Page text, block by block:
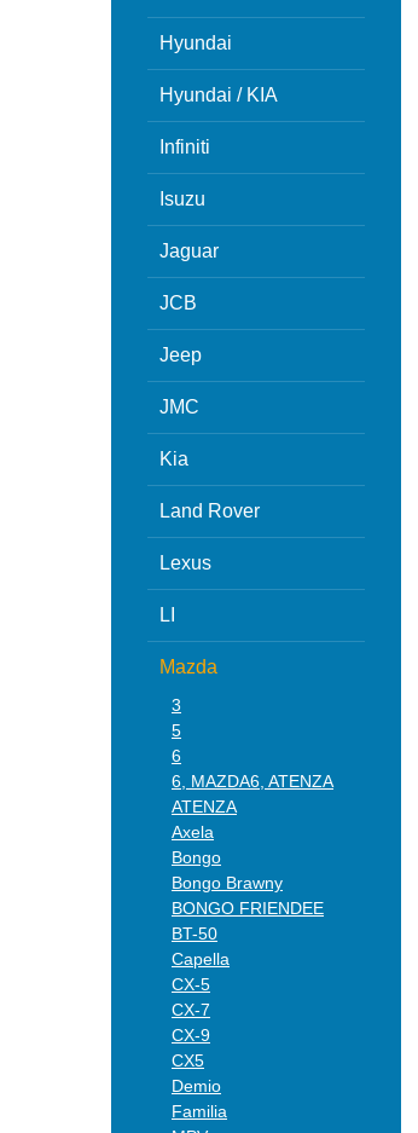
Hyundai
Hyundai / KIA
Infiniti
Isuzu
Jaguar
JCB
Jeep
JMC
Kia
Land Rover
Lexus
LI
Mazda
3
5
6
6, MAZDA6, ATENZA
ATENZA
Axela
Bongo
Bongo Brawny
BONGO FRIENDEE
BT-50
Capella
CX-5
CX-7
CX-9
CX5
Demio
Familia